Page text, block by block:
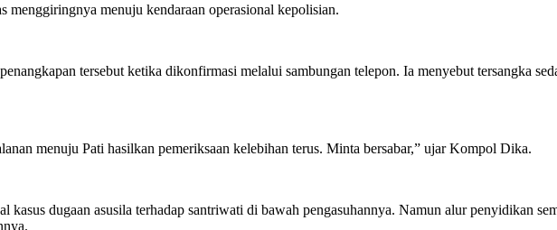
menggiringnya menuju kendaraan operasional kepolisian.
tersebut ketika dikonfirmasi melalui sambungan telepon. Ia menyebut tersangka
menuju Pati hasilkan pemeriksaan kelebihan terus. Minta bersabar,” ujar Kompol Dika.
kasus dugaan asusila terhadap santriwati di bawah pengasuhannya. Namun alur penyidikan